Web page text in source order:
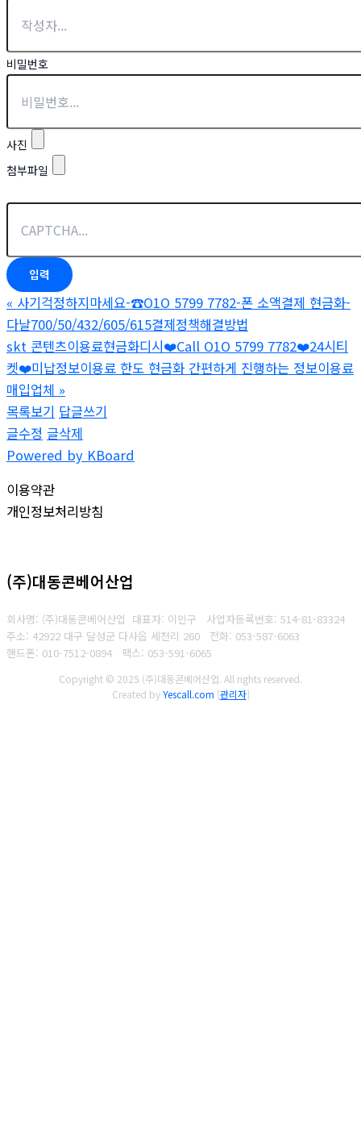
비밀번호
사진
첨부파일
« 사기걱정하지마세요-☎O1O 5799 7782-폰 소액결제 현금화-
다날700/50/432/605/615결제정책해결방법
skt 콘텐츠이용료현금화디시❤️Call O1O 5799 7782❤️24시티
켓❤️미납정보이용료 한도 현금화 간편하게 진행하는 정보이용료
매입업체 »
목록보기 답글쓰기
글수정 글삭제
Powered by KBoard
이용약관
개인정보처리방침
(주)대동콘베어산업
회사명: (주)대동콘베어산업 대표자: 이인구 사업자등록번호: 514-81-83324
주소: 42922 대구 달성군 다사읍 세천리 260 전화: 053-587-6063
핸드폰: 010-7512-0894
팩스: 053-591-6065
Copyright © 2025 (주)대동콘베어산업. All rights reserved.
Created byYescall.com [관리자]